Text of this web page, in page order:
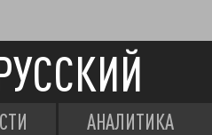
АНАЛИТИКА